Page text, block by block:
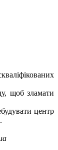
щоб зламати
центр